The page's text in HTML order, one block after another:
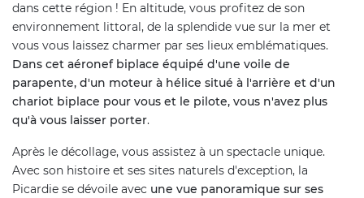
dans cette région ! En altitude, vous profitez de son
environnement littoral, de la splendide vue sur la mer et
vous vous laissez charmer par ses lieux emblématiques.
Dans cet aéronef biplace équipé d'une voile de
parapente, d'un moteur à hélice situé à l'arrière et d'un
chariot biplace pour vous et le pilote, vous n'avez plus
qu'à vous laisser porter.
Après le décollage, vous assistez à un spectacle unique.
Avec son histoire et ses sites naturels d'exception, la
Picardie se dévoile avec une vue panoramique sur ses